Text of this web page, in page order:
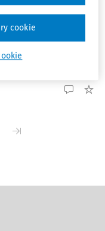
problém tzv.
– tedy lidí,
...
cookie